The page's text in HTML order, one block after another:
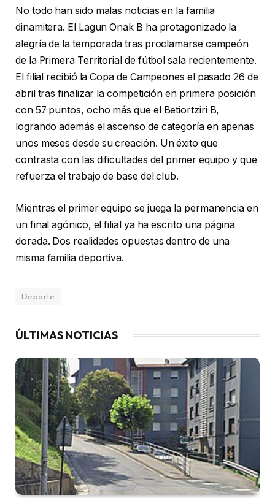
No todo han sido malas noticias en la familia
dinamitera. El Lagun Onak B ha protagonizado la
alegría de la temporada tras proclamarse campeón
de la Primera Territorial de fútbol sala recientemente.
El filial recibió la Copa de Campeones el pasado 26 de
abril tras finalizar la competición en primera posición
con 57 puntos, ocho más que el Betiortziri B,
logrando además el ascenso de categoría en apenas
unos meses desde su creación. Un éxito que
contrasta con las dificultades del primer equipo y que
refuerza el trabajo de base del club.
Mientras el primer equipo se juega la permanencia en
un final agónico, el filial ya ha escrito una página
dorada. Dos realidades opuestas dentro de una
misma familia deportiva.
Deporte
ÚLTIMAS NOTICIAS